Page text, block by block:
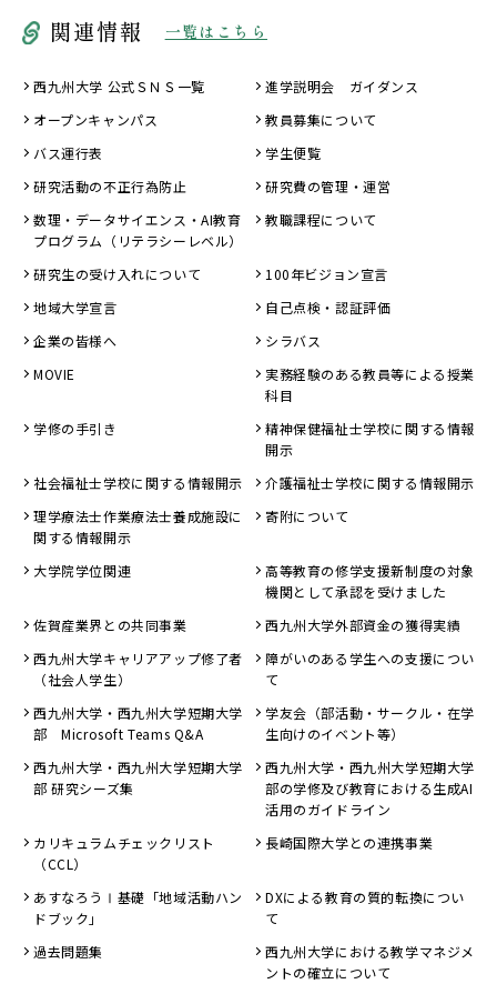
関連情報 一覧はこちら
西九州大学 公式ＳＮＳ一覧
進学説明会 ガイダンス
オープンキャンパス
教員募集について
バス運行表
学生便覧
研究活動の不正行為防止
研究費の管理・運営
数理・データサイエンス・AI教育
プログラム（リテラシーレベル）
教職課程について
研究生の受け入れについて
100年ビジョン宣言
地域大学宣言
自己点検・認証評価
企業の皆様へ
シラバス
MOVIE
実務経験のある教員等による授業
科目
学修の手引き
精神保健福祉士学校に関する情報
開示
社会福祉士学校に関する情報開示
介護福祉士学校に関する情報開示
理学療法士作業療法士養成施設に
関する情報開示
寄附について
大学院学位関連
高等教育の修学支援新制度の対象
機関として承認を受けました
佐賀産業界との共同事業
西九州大学外部資金の獲得実績
西九州大学キャリアアップ修了者
（社会人学生）
障がいのある学生への支援につい
て
西九州大学・西九州大学短期大学
部 Microsoft Teams Q&A
学友会（部活動・サークル・在学
生向けのイベント等）
西九州大学・西九州大学短期大学
部 研究シーズ集
西九州大学・西九州大学短期大学
部の学修及び教育における生成AI
活用のガイドライン
カリキュラムチェックリスト
（CCL）
長崎国際大学との連携事業
あすなろうⅠ基礎「地域活動ハン
ドブック」
DXによる教育の質的転換につい
て
過去問題集
西九州大学における教学マネジメ
ントの確立について